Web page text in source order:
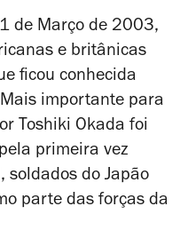
de Março de 2003,
e britânicas
ficou conhecida
importante para
Toshiki Okada foi
primeira vez
soldados do Japão
parte das forças da